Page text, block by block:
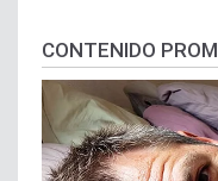
CONTENIDO